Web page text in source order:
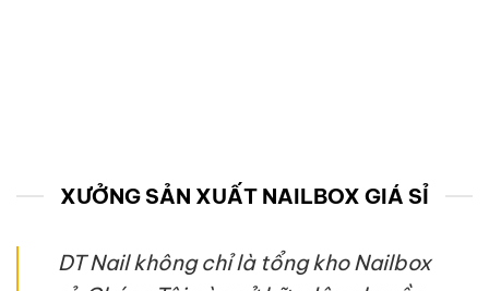
XƯỞNG SẢN XUẤT NAILBOX GIÁ SỈ
DT Nail không chỉ là tổng kho Nailbox